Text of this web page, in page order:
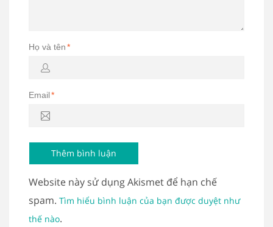
Họ và tên*
Email*
Website này sử dụng Akismet để hạn chế
spam. Tìm hiểu bình luận của bạn được duyệt như
thế nào.